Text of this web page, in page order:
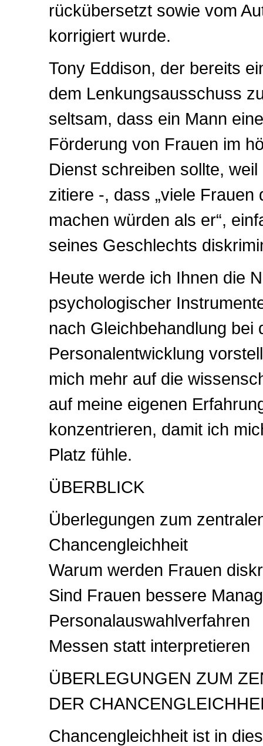
rückübersetzt sowie vom
korrigiert wurde.
Tony Eddison, der bereits
dem Lenkungsausschuss
seltsam, dass ein Mann
Förderung von Frauen im
Dienst schreiben sollte,
zitiere -, dass „viele Frauen
machen würden als er“,
seines Geschlechts
Heute werde ich Ihnen die
psychologischer
nach Gleichbehandlung bei
Personalentwicklung
mich mehr auf die
auf meine eigenen
konzentrieren, damit ich
Platz fühle.
ÜBERBLICK
Überlegungen zum
Chancengleichheit
Warum werden Frauen
Sind Frauen bessere
Personalauswahlverfahren
Messen statt interpretieren
ÜBERLEGUNGEN ZUM
DER
Chancengleichheit ist in